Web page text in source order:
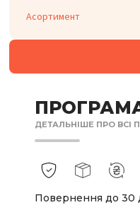
Асортимент
ДЕТАЛЬНІШЕ ПРО ВСІ
Повернення до 30